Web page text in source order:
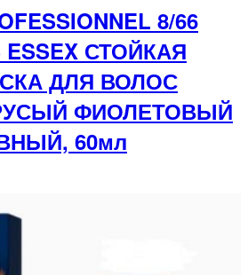
8/66
ESSEX СТОЙКАЯ
ДЛЯ ВОЛОС
ФИОЛЕТОВЫЙ
60мл